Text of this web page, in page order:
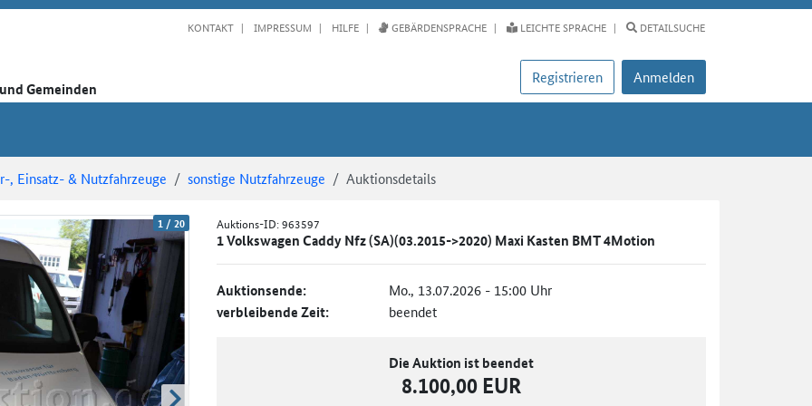
KONTAKT IMPRESSUM HILFE GEBÄRDENSPRACHE LEICHTE SPRACHE DETAILSUCHE
Gemeinden
Registrieren Anmelden
, Einsatz- & Nutzfahrzeuge sonstige Nutzfahrzeuge Auktionsdetails
1 /20 Auktions-ID:963597
1 Volkswagen Caddy Nfz (SA)(03.2015->2020) Maxi Kasten BMT 4Motion
Auktionsende: Mo., 13.07.2026 - 15:00 Uhr
verbleibende Zeit: beendet
Die Auktion ist beendet
8.100,00 EUR